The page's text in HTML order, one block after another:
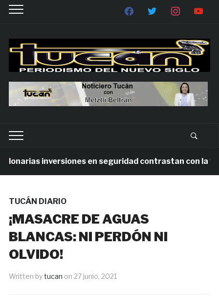
inversiones en seguridad contrastan con la
TUCÁN DIARIO
¡MASACRE DE AGUAS
BLANCAS: NI PERDÓN NI
OLVIDO!
Written bytucan on 27 junio, 2021